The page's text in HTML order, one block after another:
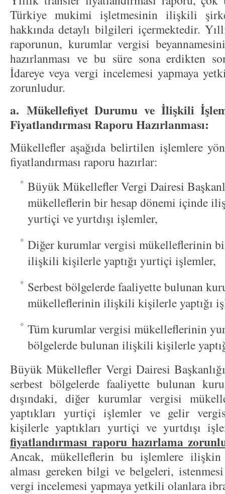
Türkiye mukimi işletmesinin ilişkili
hakkında detaylı bilgileri içermektedir.
raporunun, kurumlar vergisi
hazırlanması ve bu süre sona erdikten
İdareye veya vergi incelemesi yapmaya
zorunludur.
a. Mükellefiyet Durumu ve İlişkili
Fiyatlandırması Raporu Hazırlanması:
Mükellefler aşağıda belirtilen işlemlere
fiyatlandırması raporu hazırlar:
Büyük Mükellefler Vergi Dairesi
mükelleflerin bir hesap dönemi içinde
yurtiçi ve yurtdışı işlemler,
Diğer kurumlar vergisi mükelleflerinin
ilişkili kişilerle yaptığı yurtiçi işlemler,
Serbest bölgelerde faaliyette bulunan
mükelleflerinin ilişkili kişilerle yaptığı
Tüm kurumlar vergisi mükelleflerinin
bölgelerde bulunan ilişkili kişilerle
Büyük Mükellefler Vergi Dairesi
serbest bölgelerde faaliyette bulunan
dışındaki, diğer kurumlar vergisi
yaptıkları yurtiçi işlemler ve gelir
kişilerle yaptıkları yurtiçi ve yurtdışı
fiyatlandırması raporu hazırlama
Ancak, mükelleflerin bu işlemlere
alması gereken bilgi ve belgeleri,
vergi incelemesi yapmaya yetkili olanlara